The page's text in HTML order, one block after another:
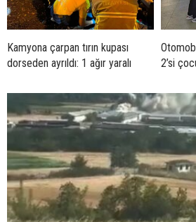
Kamyona çarpan tırın kupası
dorseden ayrıldı: 1 ağır yaralı
2’si